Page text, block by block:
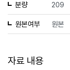
분량 209
원본여부 원본
자료 내용